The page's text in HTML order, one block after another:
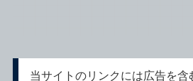
当サイトのリンクには広告を含